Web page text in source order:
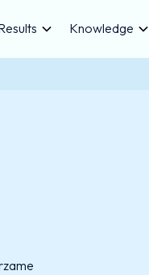
Knowledge